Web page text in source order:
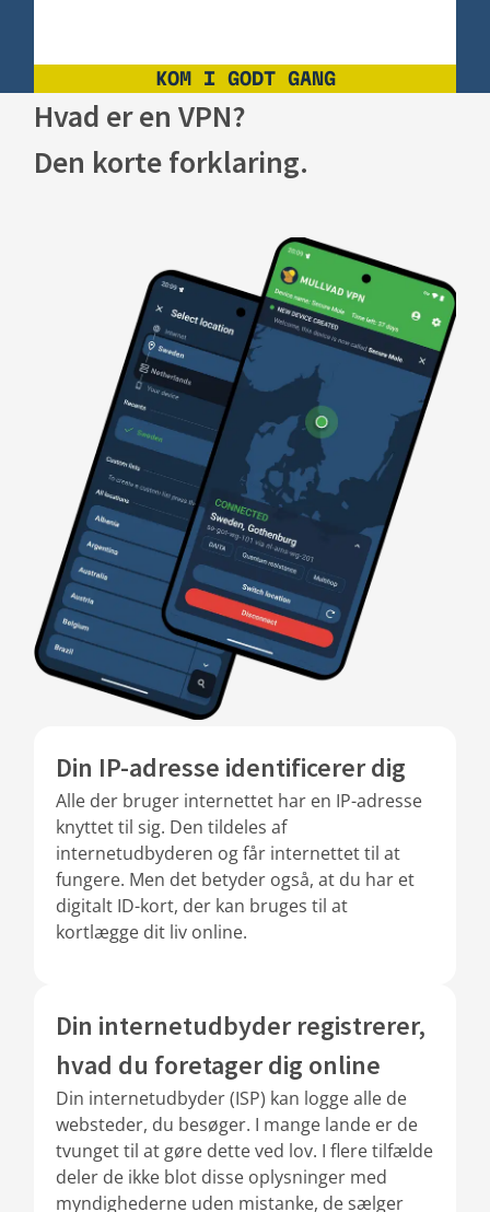
KOM I GODT GANG
Hvad er en VPN?
Den korte forklaring.
Din IP-adresse identificerer dig
Alle der bruger internettet har en IP-adresse
knyttet til sig. Den tildeles af
internetudbyderen og får internettet til at
fungere. Men det betyder også, at du har et
digitalt ID-kort, der kan bruges til at
kortlægge dit liv online.
Din internetudbyder registrerer,
hvad du foretager dig online
Din internetudbyder (ISP) kan logge alle de
websteder, du besøger. I mange lande er de
tvunget til at gøre dette ved lov. I flere tilfælde
deler de ikke blot disse oplysninger med
myndighederne uden mistanke, de sælger